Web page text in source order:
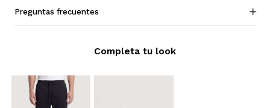
Preguntas frecuentes
Completa tu look